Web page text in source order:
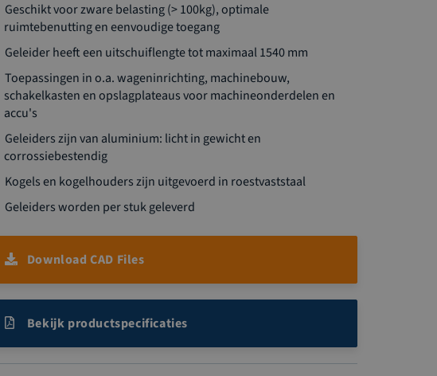
Geschikt voor zware belasting (> 100kg), optimale
ruimtebenutting en eenvoudige toegang
Geleider heeft een uitschuiflengte tot maximaal 1540 mm
Toepassingen in o.a. wageninrichting, machinebouw,
schakelkasten en opslagplateaus voor machineonderdelen en
accu's
Geleiders zijn van aluminium: licht in gewicht en
corrossiebestendig
Kogels en kogelhouders zijn uitgevoerd in roestvaststaal
Geleiders worden per stuk geleverd
Download CAD Files
Bekijk productspecificaties